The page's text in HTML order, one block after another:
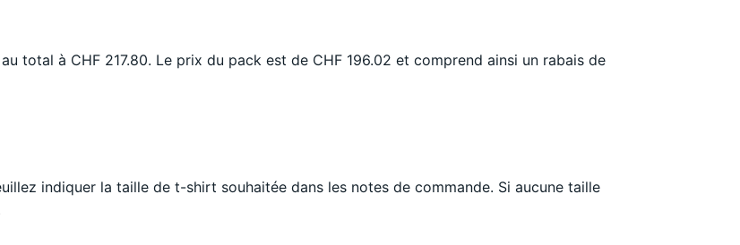
total à CHF 217.80. Le prix du pack est de CHF 196.02 et comprend ainsi un rabais de
indiquer la taille de t-shirt souhaitée dans les notes de commande. Si aucune taille